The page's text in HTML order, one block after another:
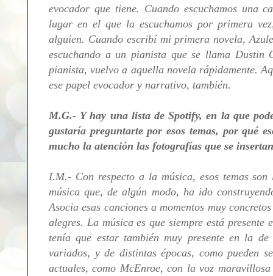
evocador que tiene. Cuando escuchamos una
lugar en el que la escuchamos por primera
alguien. Cuando escribí mi primera novela,
escuchando a un pianista que se llama Dustin
pianista, vuelvo a aquella novela rápidamente.
ese papel evocador y narrativo, también.
M.G.- Y hay una lista de Spotify, en la que
gustaría preguntarte por esos temas, por qué
mucho la atención las fotografías que se
I.M.- Con respecto a la música, esos temas
música que, de algún modo, ha ido
Asocia esas canciones a momentos muy
alegres. La música es que siempre está
tenía que estar también muy presente en la
variados, y de distintas épocas, como pueden
actuales, como McEnroe, con la voz